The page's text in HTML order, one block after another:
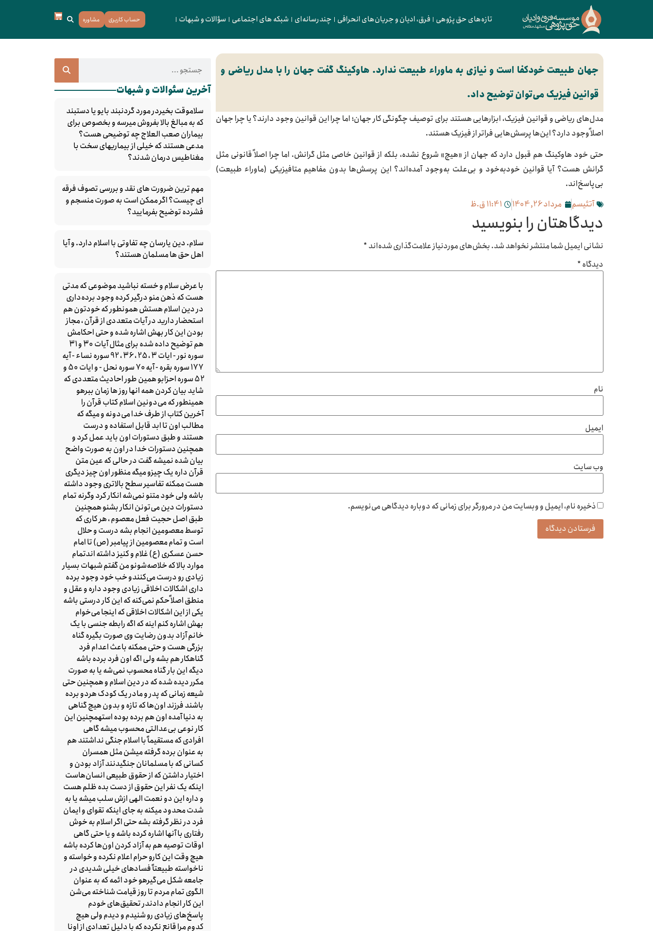
تازه‌های حق پژوهی فرق، ادیان و جریان‌های انحرافی چندرسانه‌ای شبکه های اجتماعی سؤالات و شبهات حساب کاربری مشاوره
جهان طبیعت خودکفا است و نیازی به ماوراء طبیعت ندارد. هاوکینگ گفت جهان را با مدل ریاضی و
قوانین فیزیک می‌توان توضیح داد.
مدل‌های ریاضی و قوانین فیزیک، ابزارهایی هستند برای توصیف چگونگی کار جهان؛ اما چرا این قوانین وجود دارند؟ یا چرا جهان
اصلاً وجود دارد؟ این‌ها پرسش‌هایی فراتر از فیزیک هستند.
حتی خود هاوکینگ هم قبول دارد که جهان از «هیچ» شروع نشده، بلکه از قوانین خاصی مثل گرانش. اما چرا اصلاً قانونی مثل
گرانش هست؟ آیا قوانین خودبه‌خود و بی‌علت به‌وجود آمده‌اند؟ این پرسش‌ها بدون مفاهیم متافیزیکی (ماوراء طبیعت)
بی‌پاسخ‌اند.
آتئیسم
مرداد 26, 1404 11:41 ق.ظ
دیدگاهتان را بنویسید
نشانی ایمیل شما منتشر نخواهد شد.بخش‌های موردنیاز علامت‌گذاری شده‌اند*
دیدگاه*
نام
ایمیل
وب‌ سایت
ذخیره نام، ایمیل و وبسایت من در مرورگر برای زمانی که دوباره دیدگاهی می‌نویسم.
آخرین سئوالات و شبهات
سلاموقت بخیردر مورد گردنبند بایو‌ یا دستبند
که به مبالغ بالا بفروش میرسه و بخصوص برای
بیماران صعب العلاج چه توضیحی هست؟
مدعی هستند که خیلی از بیماریهای سخت با
مغناطیس درمان شدند؟
مهم ترین ضرورت های نقد و بررسی تصوف فرقه
ای چیست؟ اگر ممکن است به صورت منسجم و
فشرده توضیح بفرمایید؟
سلام. دین یارسان چه تفاوتی با اسلام دارد. و آیا
اهل حق ها مسلمان هستند؟
با عرض سلام و خسته نباشید موضوعی که مدتی
هست که ذهن منو درگیر کرده وجود برده‌داری
در دین اسلام هستش همونطور که خودتون هم
استحضار دارید در آیات متعددی از قرآن ، مجاز
بودن این کار بهش اشاره شده و حتی احکامش
هم توضیح داده شده برای مثال آیات 30 و 31
سوره نور - ایات 3 ، 25 ، 36 ، 92 سوره نساء - آیه
177 سوره بقره - آیه 70 سوره نحل - و ایات 50 و
52 سوره احزابو همین طور احادیث متعددی که
شاید بیان کردن همه انها روز ها زمان ببرهو
همینطور که می‌دونین اسلام کتاب قرآن را
آخرین کتاب از طرف خدا می‌دونه و میگه که
مطالب اون تا ابد قابل استفاده و درست
هستند و طبق دستورات اون باید عمل کرد و
همچنین دستورات خدا در اون به صورت واضح
بیان شده نمیشه گفت در حالی که عین متن
قرآن داره یک چیزو میگه منظور اون چیز دیگری
هست ممکنه تفاسیر سطح بالاتری وجود داشته
باشه ولی خود متنو نمی‌شه انکار کرد وگرنه تمام
دستورات دین می‌تونن انکار بشنو همچنین
طبق اصل حجیت فعل معصوم ، هر کاری که
توسط معصومین انجام بشه درست و حلال
است و تمام معصومین از پیامبر (ص) تا امام
حسن عسکری (ع) غلام و کنیز داشته اندتمام
موارد بالا که خلاصه‌شونو من گفتم شبهات بسیار
زیادی رو درست می‌کنندو خب خود وجود برده
داری اشکالات اخلاقی زیادی وجود داره و عقل و
منطق اصلاً حکم نمی‌کنه که این کار درستی باشه
یکی از این اشکالات اخلاقی که اینجا می‌خوام
بهش اشاره کنم اینه که اگه رابطه جنسی با یک
خانم آزاد بدون رضایت وی صورت بگیره گناه
بزرگی هست و حتی ممکنه باعث اعدام فرد
گناهکار هم بشه ولی اگه اون فرد برده باشه
دیگه این بار گناه محسوب نمی‌شه یا به صورت
مکرر دیده شده که در دین اسلام و همچنین حتی
شیعه زمانی که پدر و مادر یک کودک هردو برده
باشند فرزند اون‌ها که تازه و بدون هیچ گناهی
به دنیا آمده اون هم برده بوده استهمچنین این
کار نوعی بی‌عدالتی محسوب میشه گاهی
افرادی که مستقیماً با اسلام جنگی نداشتند هم
به عنوان برده گرفته میشن مثل همسران
کسانی که با مسلمانان جنگیدنند آزاد بودن و
اختیار داشتن که از حقوق طبیعی انسان‌هاست
اینکه یک نفر این حقوق از دست بده ظلم هست
و داره این دو نعمت الهی ازش سلب میشه یا به
شدت محدود میکنه به جای اینکه تقوای و ایمان
فرد در نظر گرفته بشه حتی اگر اسلام به خوش
رفتاری با آنها اشاره کرده باشه و یا حتی گاهی
اوقات توصیه هم به آزاد کردن اون‌ها کرده باشه
هیچ وقت این کارو حرام اعلام نکرده و خواسته و
ناخواسته طبیعتاً فسادهای خیلی شدیدی در
جامعه شکل می‌گیرهو خود ائمه که به عنوان
الگوی تمام مردم تا روز قیامت شناخته می‌شن
این کار انجام دادندر تحقیق‌های خودم
پاسخ‌های زیادی رو شنیدم و دیدم ولی هیچ
کدوم مرا قانع نکرده که با دلیل تعدادی از اونا